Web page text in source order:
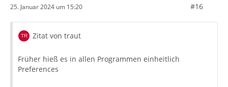
25. Januar 2024 um 15:20 #16
Zitat von traut
Früher hieß es in allen Programmen einheitlich
Preferences